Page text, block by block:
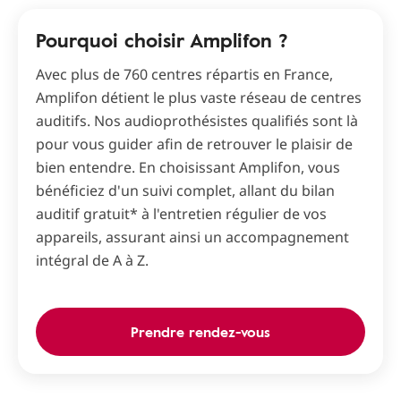
Pourquoi choisir Amplifon ?
Avec plus de 760 centres répartis en France,
Amplifon détient le plus vaste réseau de centres
auditifs. Nos audioprothésistes qualifiés sont là
pour vous guider afin de retrouver le plaisir de
bien entendre. En choisissant Amplifon, vous
bénéficiez d'un suivi complet, allant du bilan
auditif gratuit* à l'entretien régulier de vos
appareils, assurant ainsi un accompagnement
intégral de A à Z.
Prendre rendez-vous